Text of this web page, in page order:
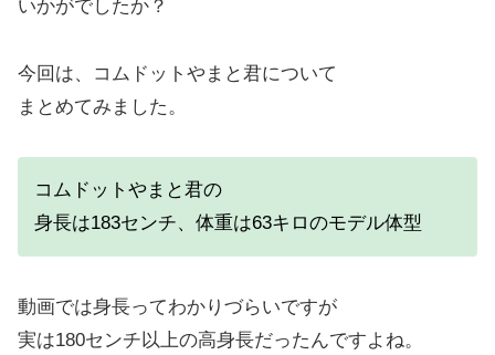
いかがでしたか？
今回は、コムドットやまと君について
まとめてみました。
コムドットやまと君の
身長は183センチ、体重は63キロのモデル体型
動画では身長ってわかりづらいですが
実は180センチ以上の高身長だったんですよね。